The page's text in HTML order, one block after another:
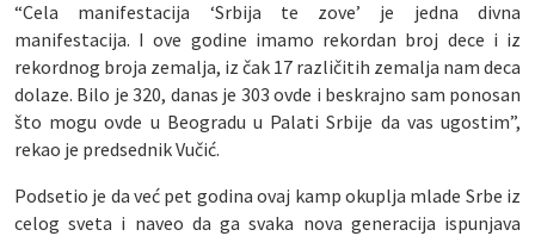
“Cela manifestacija ‘Srbija te zove’ je jedna divna
manifestacija. I ove godine imamo rekordan broj dece i iz
rekordnog broja zemalja, iz čak 17 različitih zemalja nam deca
dolaze. Bilo je 320, danas je 303 ovde i beskrajno sam ponosan
što mogu ovde u Beogradu u Palati Srbije da vas ugostim”,
rekao je predsednik Vučić.
Podsetio je da već pet godina ovaj kamp okuplja mlade Srbe iz
celog sveta i naveo da ga svaka nova generacija ispunjava